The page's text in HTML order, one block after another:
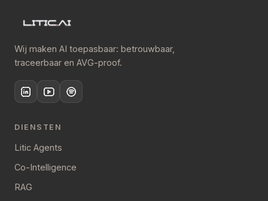
Wij maken AI toepasbaar: betrouwbaar,
traceerbaar en AVG-proof.
DIENSTEN
Litic Agents
Co-Intelligence
RAG